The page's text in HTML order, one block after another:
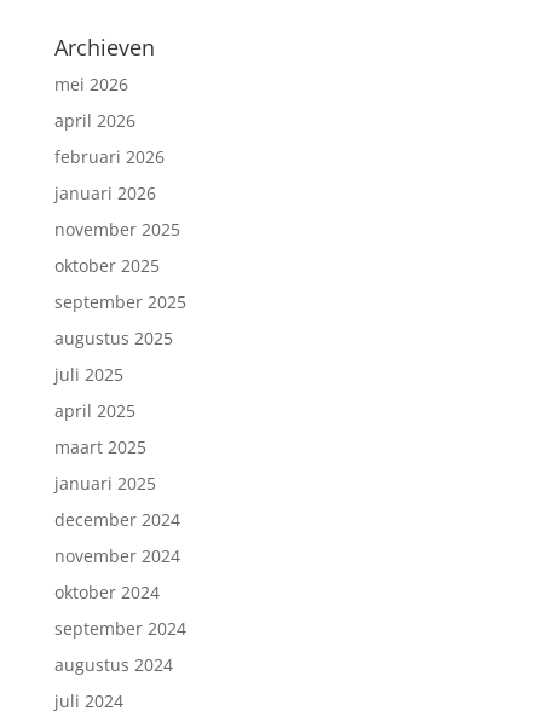
Archieven
mei 2026
april 2026
februari 2026
januari 2026
november 2025
oktober 2025
september 2025
augustus 2025
juli 2025
april 2025
maart 2025
januari 2025
december 2024
november 2024
oktober 2024
september 2024
augustus 2024
juli 2024